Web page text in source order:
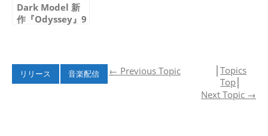
Dark Model 新
作『Odyssey』9
リリース 音楽配信 ← Previous Topic │Topics
Top
Next Topic →